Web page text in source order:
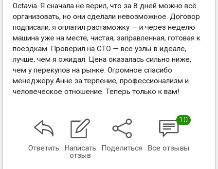
Octavia. Я сначала не верил, что за 8 дней можно всё
организовать, но они сделали невозможное. Договор
подписали, я оплатил растаможку — и через неделю
машина уже на месте, чистая, заправленная, готовая к
поездкам. Проверил на СТО — все узлы в идеале,
лучше, чем я ожидал. Цена оказалась сильно ниже,
чем у перекупов на рынке. Огромное спасибо
менеджеру Анне за терпение, профессионализм и
человеческое отношение. Теперь только к вам!
Ответить
Написать
отзыв
Поделиться
10
Все отзывы